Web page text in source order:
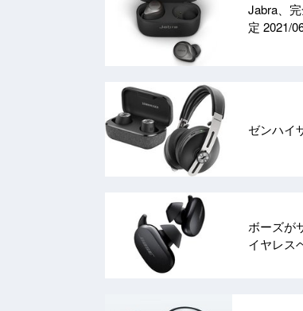
Jabra、
定 2021/
ゼンハイ
ボーズが
イヤレス